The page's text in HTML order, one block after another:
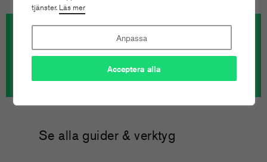
tjänster. Läs mer
Anpassa
Acceptera alla
Horisont skapade en notismaskin med AI
Se alla guider & verktyg